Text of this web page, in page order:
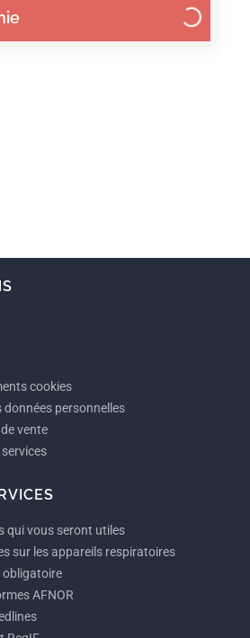
cookies
données personnelles
vente
qui vous seront utiles
sur les appareils respiratoires
obligatoire
AFNOR